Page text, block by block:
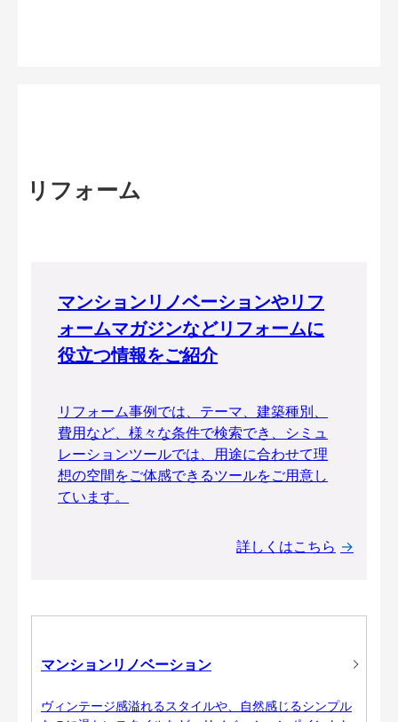
リフォーム
マンションリノベーションやリフ
ォームマガジンなどリフォームに
役立つ情報をご紹介
リフォーム事例では、テーマ、建築種別、
費用など、様々な条件で検索でき、シミュ
レーションツールでは、用途に合わせて理
想の空間をご体感できるツールをご用意し
ています。
詳しくはこちら
マンションリノベーション
ヴィンテージ感溢れるスタイルや、自然感じるシンプル